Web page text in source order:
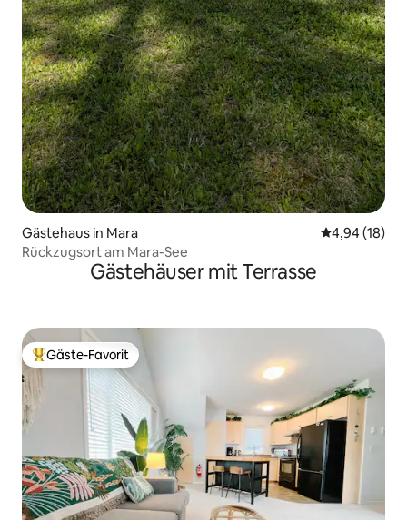
Gästehaus in Mara
4,94 (18)
Rückzugsort am Mara-See
Gästehäuser mit Terrasse
Beliebter Gäste-Favorit.
Gäste-Favorit